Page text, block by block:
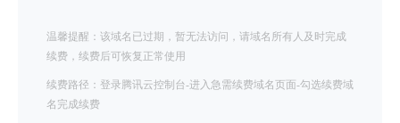
温馨提醒：该域名已过期，暂无法访问，请域名所有人及时完成
续费，续费后可恢复正常使用
续费路径：登录腾讯云控制台-进入急需续费域名页面-勾选续费域
名完成续费